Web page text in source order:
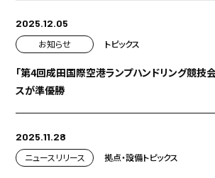
2025.12.05
お知らせ
トピックス
「第4回成田国際空港ランプハンドリング競技
スが準優勝
2025.11.28
ニュースリリース
拠点・設備トピックス